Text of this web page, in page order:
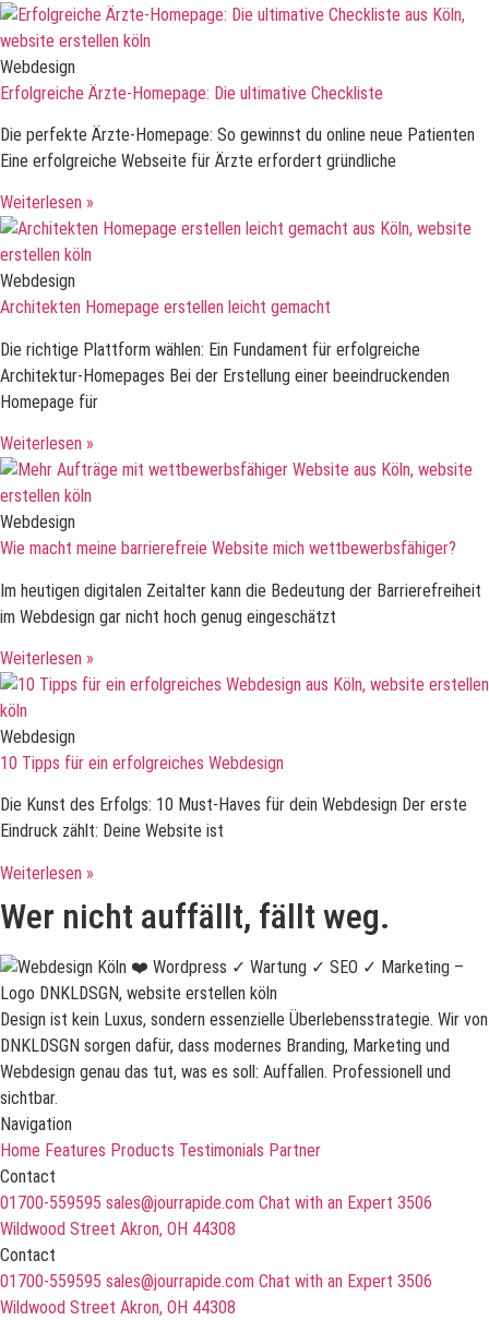
Webdesign
Erfolgreiche Ärzte-Homepage: Die ultimative Checkliste
Die perfekte Ärzte-Homepage: So gewinnst du online neue Patienten
Eine erfolgreiche Webseite für Ärzte erfordert gründliche
Weiterlesen »
Webdesign
Architekten Homepage erstellen leicht gemacht
Die richtige Plattform wählen: Ein Fundament für erfolgreiche
Architektur-Homepages Bei der Erstellung einer beeindruckenden
Homepage für
Weiterlesen »
Webdesign
Wie macht meine barrierefreie Website mich wettbewerbsfähiger?
Im heutigen digitalen Zeitalter kann die Bedeutung der Barrierefreiheit
im Webdesign gar nicht hoch genug eingeschätzt
Weiterlesen »
Webdesign
10 Tipps für ein erfolgreiches Webdesign
Die Kunst des Erfolgs: 10 Must-Haves für dein Webdesign Der erste
Eindruck zählt: Deine Website ist
Weiterlesen »
Wer nicht auffällt, fällt weg.
Design ist kein Luxus, sondern essenzielle Überlebensstrategie. Wir von
DNKLDSGN sorgen dafür, dass modernes Branding, Marketing und
Webdesign genau das tut, was es soll: Auffallen. Professionell und
sichtbar.
Navigation
Home Features Products Testimonials Partner
Contact
01700-559595 sales@jourrapide.com Chat with an Expert 3506
Wildwood Street Akron, OH 44308
Contact
01700-559595 sales@jourrapide.com Chat with an Expert 3506
Wildwood Street Akron, OH 44308